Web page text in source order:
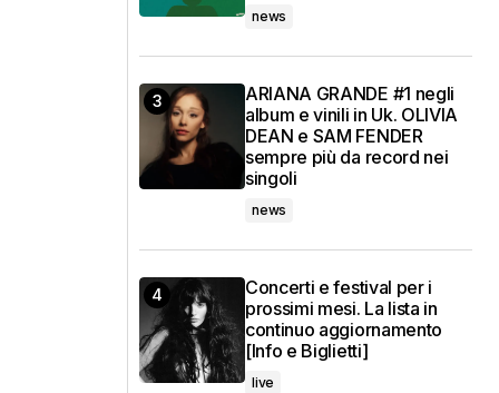
news
ARIANA GRANDE #1 negli
album e vinili in Uk. OLIVIA
DEAN e SAM FENDER
sempre più da record nei
singoli
news
Concerti e festival per i
prossimi mesi. La lista in
continuo aggiornamento
[Info e Biglietti]
live